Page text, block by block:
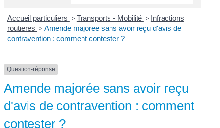
Accueil particuliers > Transports - Mobilité > Infractions
routières > Amende majorée sans avoir reçu d'avis de
contravention : comment contester ?
Question-réponse
Amende majorée sans avoir reçu
d'avis de contravention : comment
contester ?